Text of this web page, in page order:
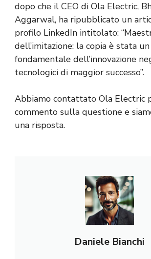
dopo che il CEO di Ola Electric,
Aggarwal, ha ripubblicato un
profilo LinkedIn intitolato:
dell’imitazione: la copia è stata
fondamentale dell’innovazione
tecnologici di maggior successo”.
Abbiamo contattato Ola Electric
commento sulla questione e
una risposta.
Daniele Bianchi